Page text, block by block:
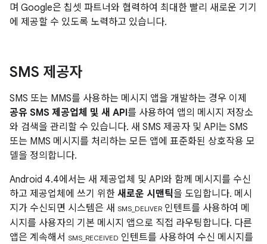
며 Google은 칩셋 파트너와 협력하여 최대한 빨리 새로운 기기
에 제공할 수 있도록 노력하고 있습니다.
SMS 제공자
SMS 또는 MMS를 사용하는 메시지 앱을 개발하는 경우 이제
공유 SMS 제공업체 및 새 API를 사용하여 앱의 메시지 저장소
와 검색을 관리할 수 있습니다. 새 SMS 제공자 및 API는 SMS
또는 MMS 메시지를 처리하는 모든 앱에 표준화된 상호작용 모
델을 정의합니다.
Android 4.4에서는 새 제공업체 및 API와 함께 메시지를 수신
하고 제공업체에 쓰기 위한 새로운 시맨틱을 도입합니다. 메시
지가 수신되면 시스템은 새 SMS_DELIVER 인텐트를 사용하여 메
시지를 사용자의 기본 메시지 앱으로 직접 라우팅합니다. 다른
앱은 계속해서 SMS_RECEIVED 인텐트를 사용하여 수신 메시지를